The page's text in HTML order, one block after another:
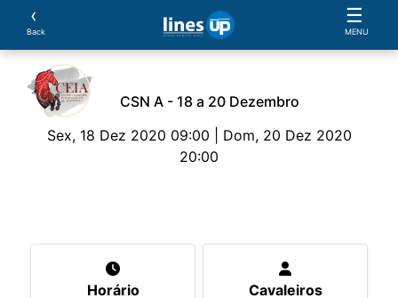
‹
Back
☰
MENU
CSN A - 18 a 20 Dezembro
Sex, 18 Dez 2020 09:00 | Dom, 20 Dez 2020
20:00
Horário Cavaleiros